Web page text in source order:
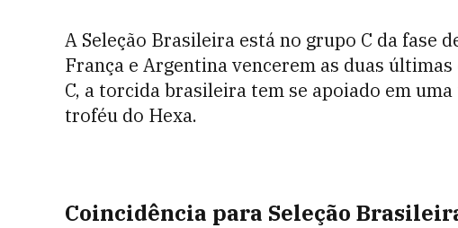
A Seleção Brasileira está no grupo C da fase
França e Argentina vencerem as duas
C, a torcida brasileira tem se apoiado em
troféu do Hexa.
Coincidência para Seleção